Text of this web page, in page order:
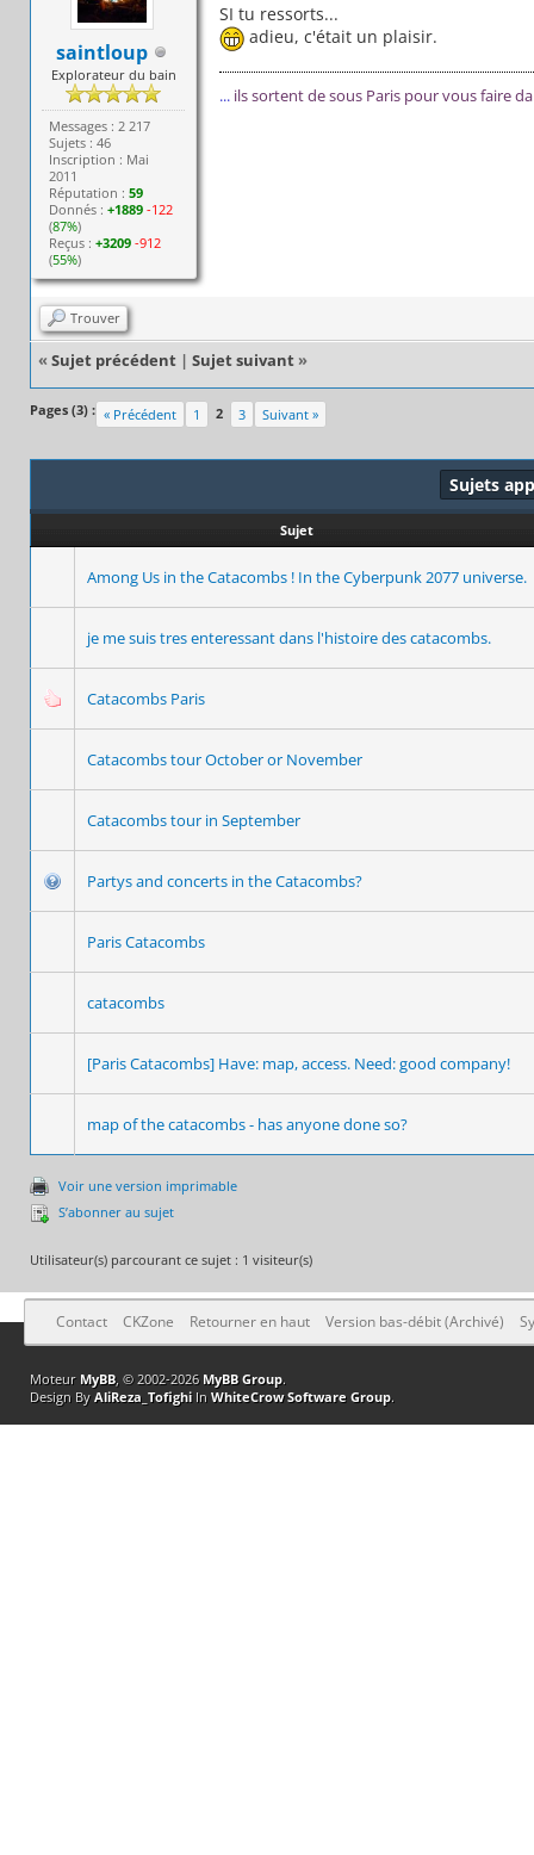
saintloup
Explorateur du bain
Messages : 2 217
Sujets : 46
Inscription : Mai
2011
Réputation :59
Donnés :+1889 -122
(87%)
Reçus :+3209 -912
(55%)
SI tu ressorts...
adieu, c'était un plaisir.
... ils sortent de sous Paris pour vous faire
Trouver
« Sujet précédent | Sujet suivant »
Pages (3) : « Précédent 1 2 3 Suivant »
Sujets
Sujet
Among Us in the Catacombs ! In the Cyberpunk 2077 universe.
je me suis tres enteressant dans l'histoire des catacombs.
Catacombs Paris
Catacombs tour October or November
Catacombs tour in September
Partys and concerts in the Catacombs?
Paris Catacombs
catacombs
[Paris Catacombs] Have: map, access. Need: good company!
map of the catacombs - has anyone done so?
Voir une version imprimable
S’abonner au sujet
Utilisateur(s) parcourant ce sujet : 1 visiteur(s)
Contact CKZone Retourner en haut Version bas-débit (Archivé)
Moteur MyBB, © 2002-2026 MyBB Group.
Design By AliReza_TofighiIn WhiteCrow Software Group.